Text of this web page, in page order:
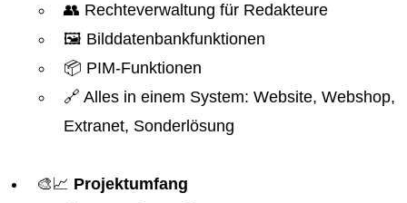
👥 Rechteverwaltung für Redakteure
🖼️ Bilddatenbankfunktionen
📦 PIM-Funktionen
🔗 Alles in einem System: Website, Webshop,
Extranet, Sonderlösung
🎨📈 Projektumfang